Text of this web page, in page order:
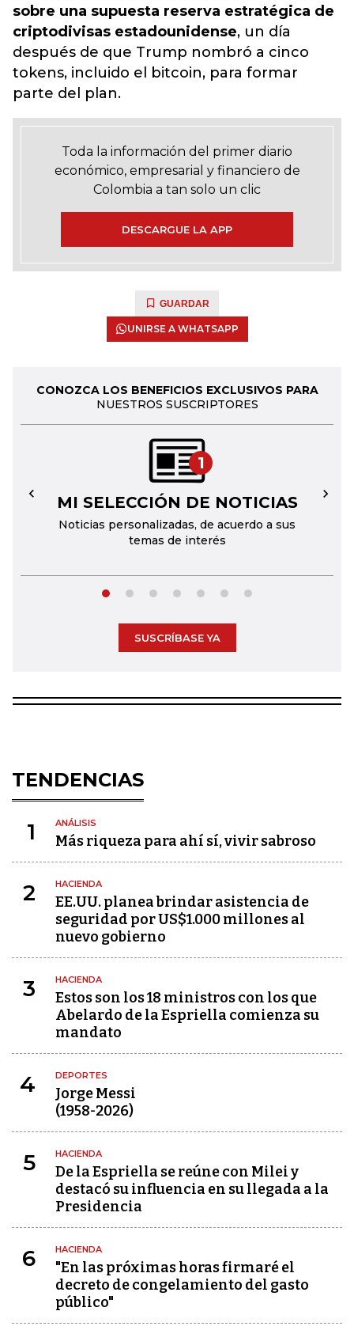
sobre una supuesta reserva estratégica de
criptodivisas estadounidense, un día
después de que Trump nombró a cinco
tokens, incluido el bitcoin, para formar
parte del plan.
Toda la información del primer diario
económico, empresarial y financiero de
Colombia a tan solo un clic
DESCARGUE LA APP
GUARDAR
UNIRSE A WHATSAPP
CONOZCA LOS BENEFICIOS EXCLUSIVOS PARA
NUESTROS SUSCRIPTORES
1
MI SELECCIÓN DE NOTICIAS
Noticias personalizadas, de acuerdo a sus
temas de interés
← →
SUSCRÍBASE YA
TENDENCIAS
1 ANÁLISIS
Más riqueza para ahí sí, vivir sabroso
2 HACIENDA
EE.UU. planea brindar asistencia de
seguridad por US$1.000 millones al
nuevo gobierno
3 HACIENDA
Estos son los 18 ministros con los que
Abelardo de la Espriella comienza su
mandato
4 DEPORTES
Jorge Messi
(1958-2026)
5 HACIENDA
De la Espriella se reúne con Milei y
destacó su influencia en su llegada a la
Presidencia
6 HACIENDA
"En las próximas horas firmaré el
decreto de congelamiento del gasto
público"